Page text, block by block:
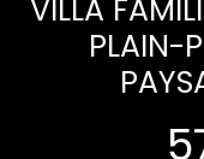
VILLA
PLAIN-